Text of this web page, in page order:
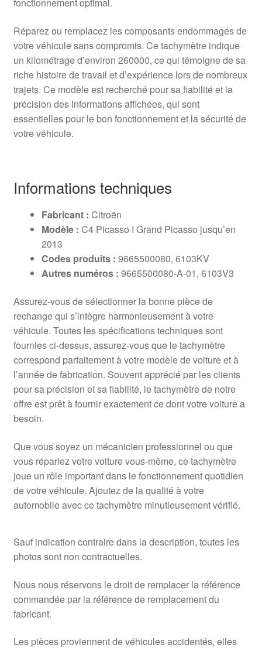
fonctionnement optimal.
Réparez ou remplacez les composants endommagés de
votre véhicule sans compromis. Ce tachymètre indique
un kilométrage d’environ 260000, ce qui témoigne de sa
riche histoire de travail et d’expérience lors de nombreux
trajets. Ce modèle est recherché pour sa fiabilité et la
précision des informations affichées, qui sont
essentielles pour le bon fonctionnement et la sécurité de
votre véhicule.
Informations techniques
Fabricant : Citroën
Modèle : C4 Picasso I Grand Picasso jusqu’en
2013
Codes produits : 9665500080, 6103KV
Autres numéros : 9665500080-A-01, 6103V3
Assurez-vous de sélectionner la bonne pièce de
rechange qui s’intègre harmonieusement à votre
véhicule. Toutes les spécifications techniques sont
fournies ci-dessus, assurez-vous que le tachymètre
correspond parfaitement à votre modèle de voiture et à
l’année de fabrication. Souvent apprécié par les clients
pour sa précision et sa fiabilité, le tachymètre de notre
offre est prêt à fournir exactement ce dont votre voiture a
besoin.
Que vous soyez un mécanicien professionnel ou que
vous répariez votre voiture vous-même, ce tachymètre
joue un rôle important dans le fonctionnement quotidien
de votre véhicule. Ajoutez de la qualité à votre
automobile avec ce tachymètre minutieusement vérifié.
Sauf indication contraire dans la description, toutes les
photos sont non contractuelles.
Nous nous réservons le droit de remplacer la référence
commandée par la référence de remplacement du
fabricant.
Les pièces proviennent de véhicules accidentés, elles